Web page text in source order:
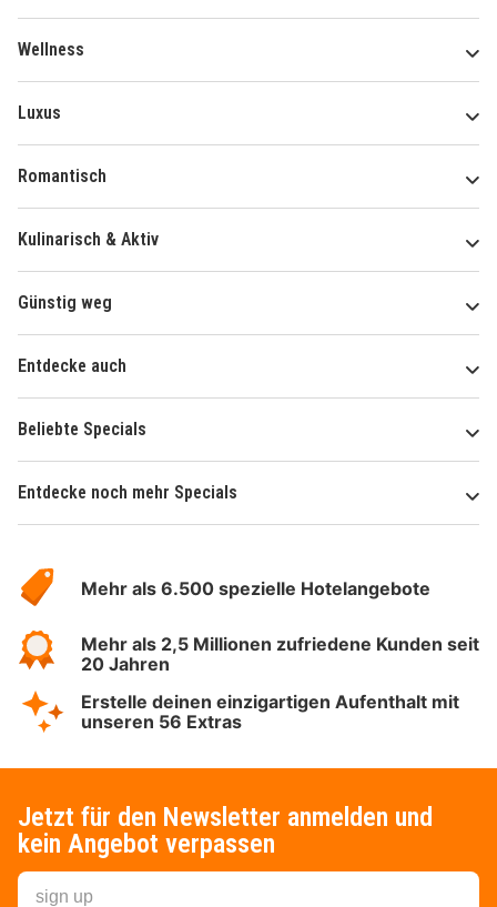
Wellness
Luxus
Romantisch
Kulinarisch & Aktiv
Günstig weg
Entdecke auch
Beliebte Specials
Entdecke noch mehr Specials
Hotelspecials
Mehr als 6.500 spezielle Hotelangebote
Mehr als 2,5 Millionen zufriedene Kunden seit
20 Jahren
Erstelle deinen einzigartigen Aufenthalt mit
unseren 56 Extras
Jetzt für den Newsletter anmelden und
kein Angebot verpassen